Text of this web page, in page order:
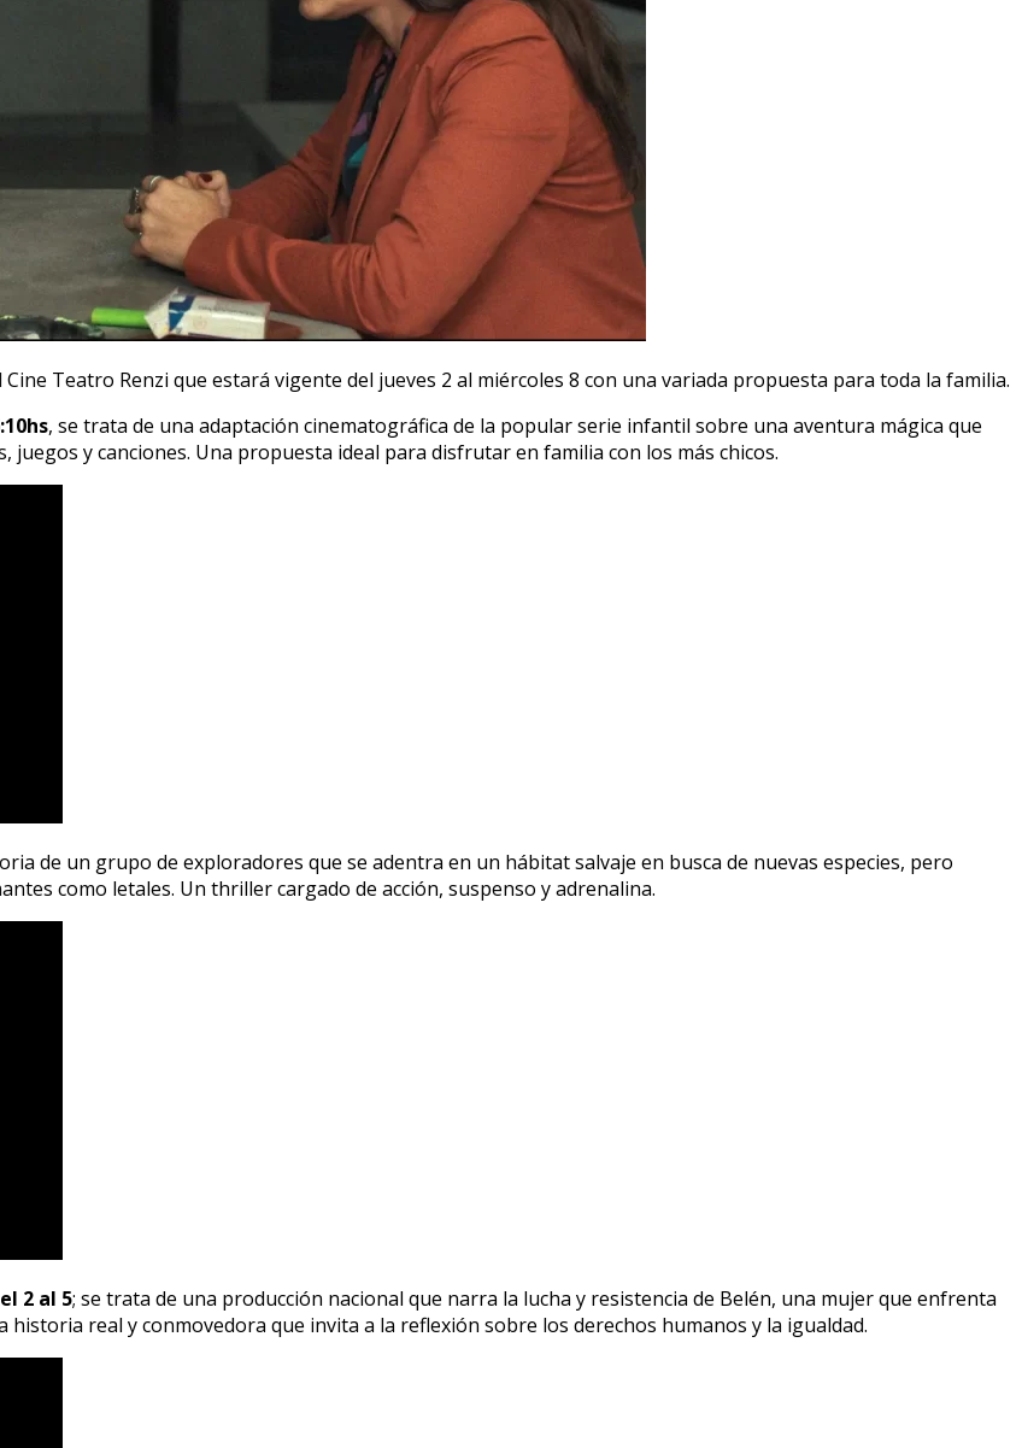
Teatro Renzi que estará vigente del jueves 2 al miércoles 8 con una variada propuesta para toda la familia.
, se trata de una adaptación cinematográfica de la popular serie infantil sobre una aventura mágica que
y canciones. Una propuesta ideal para disfrutar en familia con los más chicos.
de un grupo de exploradores que se adentra en un hábitat salvaje en busca de nuevas especies, pero
como letales. Un thriller cargado de acción, suspenso y adrenalina.
2 al 5; se trata de una producción nacional que narra la lucha y resistencia de Belén, una mujer que enfrenta
real y conmovedora que invita a la reflexión sobre los derechos humanos y la igualdad.